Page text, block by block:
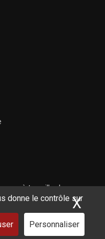
donne le contrôle sur
Personnaliser
X
à travailler !